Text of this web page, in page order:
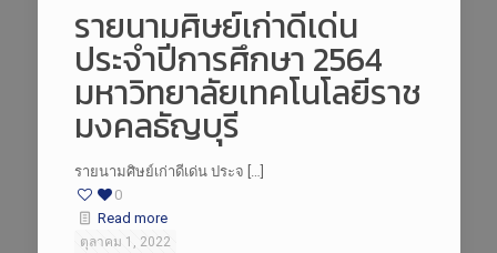
รายนามศิษย์เก่าดีเด่น
ประจำปีการศึกษา 2564
มหาวิทยาลัยเทคโนโลยีราช
มงคลธัญบุรี
รายนามศิษย์เก่าดีเด่น ประจ […]
0
Read more
ตุลาคม 1, 2022